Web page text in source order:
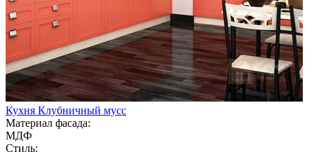
Кухня Клубничный мусс
Материал фасада:
МДФ
Стиль: